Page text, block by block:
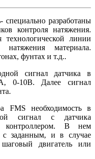
разработаны
контроля натяжения.
линии
натяжения материала.
фунтах и т.д..
сигнал датчика в
0-10В. Далее сигнал
необходимость в
сигнал с датчика
контроллером. В нем
с заданным, и в случае
двигатель или